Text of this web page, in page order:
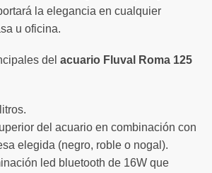
la elegancia en cualquier
u oficina.
del acuario Fluval Roma 125
del acuario en combinación con
elegida (negro, roble o nogal).
led bluetooth de 16W que